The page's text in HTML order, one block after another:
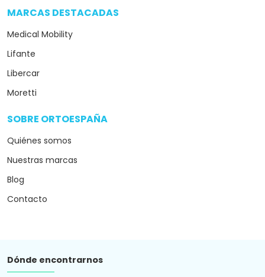
MARCAS DESTACADAS
Medical Mobility
Lifante
Libercar
Moretti
SOBRE ORTOESPAÑA
Quiénes somos
Nuestras marcas
Blog
Contacto
Dónde encontrarnos